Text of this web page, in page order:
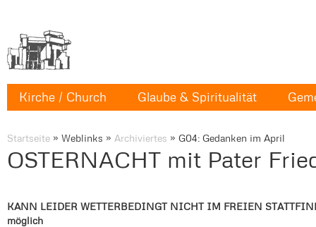
Kirche / Church Glaube & Spiritualität
Startseite » Weblinks » Archiviertes » G04: Gedanken im April
OSTERNACHT mit Pater
KANN LEIDER WETTERBEDINGT NICHT IM FREIEN
möglich